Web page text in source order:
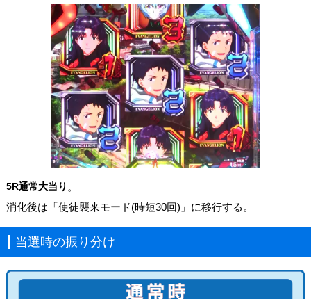
5R通常大当り 。
消化後は「使徒襲来モード(時短30回)」に移行する。
当選時の振り分け